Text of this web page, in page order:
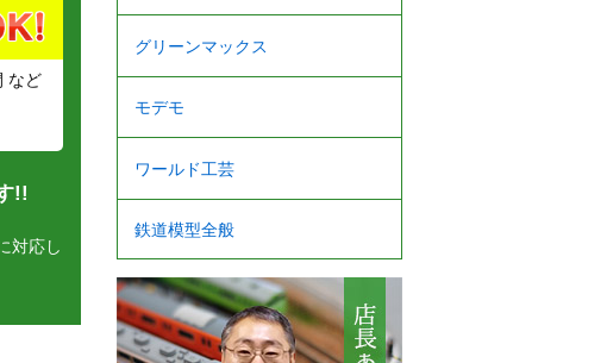
など
!!
対応し
グリーンマックス
モデモ
ワールド工芸
鉄道模型全般